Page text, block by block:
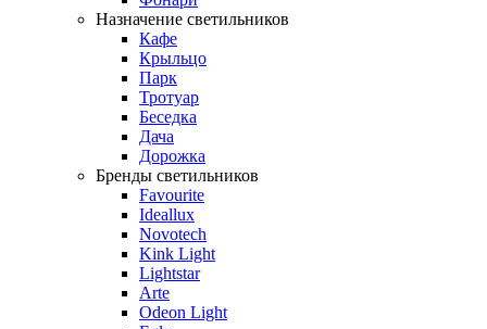
Назначение светильников
Кафе
Крыльцо
Парк
Тротуар
Беседка
Дача
Дорожка
Бренды светильников
Favourite
Ideallux
Novotech
Kink Light
Lightstar
Arte
Odeon Light